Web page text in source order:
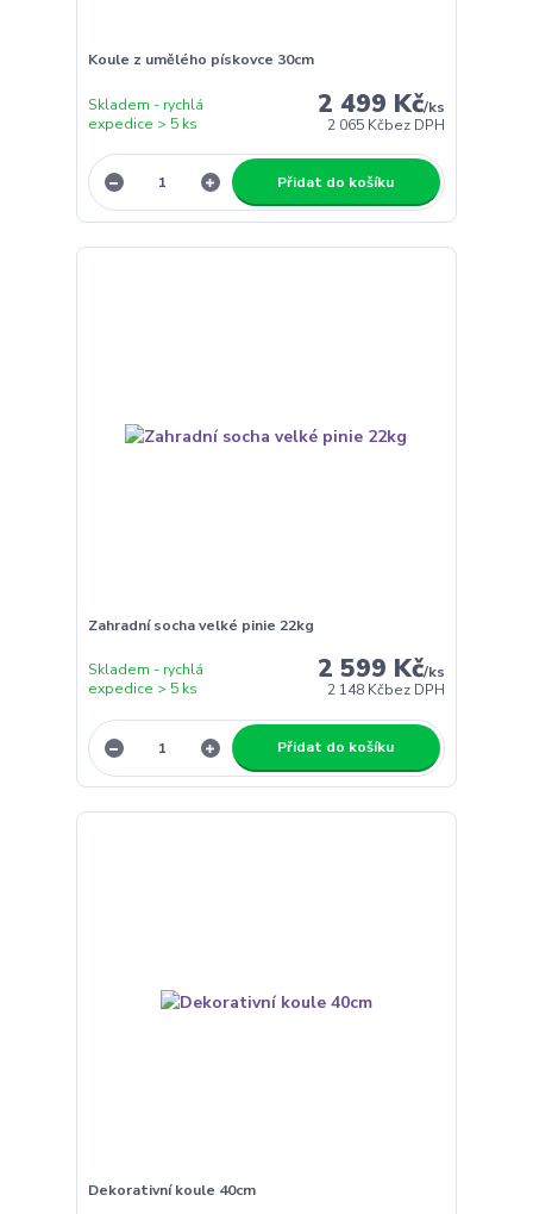
Koule z umělého pískovce 30cm
2 499 Kč/ks
2 065 Kčbez DPH
Skladem - rychlá
expedice > 5 ks
Přidat do košíku
Zahradní socha velké pinie 22kg
2 599 Kč/ks
2 148 Kčbez DPH
Skladem - rychlá
expedice > 5 ks
Přidat do košíku
Dekorativní koule 40cm